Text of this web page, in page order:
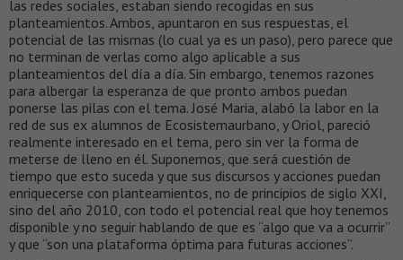
las redes sociales, estaban siendo recogidas en sus
planteamientos. Ambos, apuntaron en sus respuestas, el
potencial de las mismas (lo cual ya es un paso), pero parece que
no terminan de verlas como algo aplicable a sus
planteamientos del día a día. Sin embargo, tenemos razones
para albergar la esperanza de que pronto ambos puedan
ponerse las pilas con el tema. José Maria, alabó la labor en la
red de sus ex alumnos de Ecosistemaurbano, y Oriol, pareció
realmente interesado en el tema, pero sin ver la forma de
meterse de lleno en él. Suponemos, que será cuestión de
tiempo que esto suceda y que sus discursos y acciones puedan
enriquecerse con planteamientos, no de principios de siglo XXI,
sino del año 2010, con todo el potencial real que hoy tenemos
disponible y no seguir hablando de que es “algo que va a ocurrir”
y que “son una plataforma óptima para futuras acciones”.